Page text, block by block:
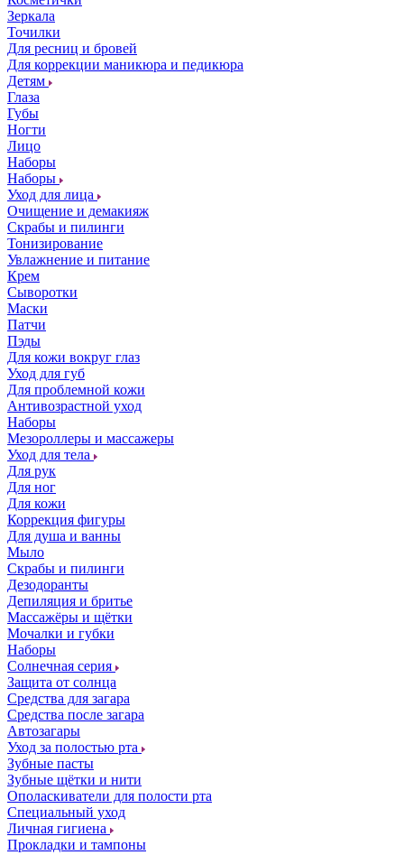
Зеркала
Точилки
Для ресниц и бровей
Для коррекции маникюра и педикюра
Детям
Глаза
Губы
Ногти
Лицо
Наборы
Наборы
Уход для лица
Очищение и демакияж
Скрабы и пилинги
Тонизирование
Увлажнение и питание
Крем
Сыворотки
Маски
Патчи
Пэды
Для кожи вокруг глаз
Уход для губ
Для проблемной кожи
Антивозрастной уход
Наборы
Мезороллеры и массажеры
Уход для тела
Для рук
Для ног
Для кожи
Коррекция фигуры
Для душа и ванны
Мыло
Скрабы и пилинги
Дезодоранты
Депиляция и бритье
Массажёры и щётки
Мочалки и губки
Наборы
Солнечная серия
Защита от солнца
Средства для загара
Средства после загара
Автозагары
Уход за полостью рта
Зубные пасты
Зубные щётки и нити
Ополаскиватели для полости рта
Специальный уход
Личная гигиена
Прокладки и тампоны